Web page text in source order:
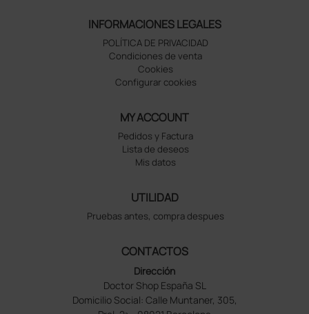
INFORMACIONES LEGALES
POLÍTICA DE PRIVACIDAD
Condiciones de venta
Cookies
Configurar cookies
MY ACCOUNT
Pedidos y Factura
Lista de deseos
Mis datos
UTILIDAD
Pruebas antes, compra despues
CONTACTOS
Dirección
Doctor Shop España SL
Domicilio Social: Calle Muntaner, 305,